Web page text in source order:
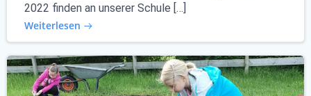
2022 finden an unserer Schule […]
Weiterlesen